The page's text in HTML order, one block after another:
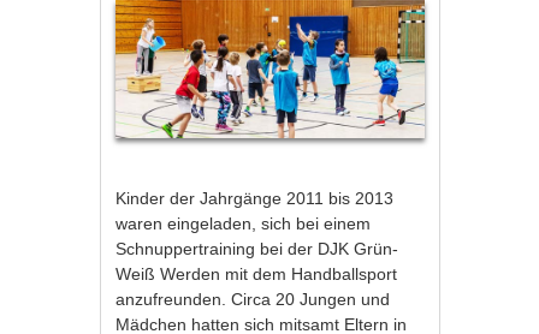
Kinder der Jahrgänge 2011 bis 2013
waren eingeladen, sich bei einem
Schnuppertraining bei der DJK Grün-
Weiß Werden mit dem Handballsport
anzufreunden. Circa 20 Jungen und
Mädchen hatten sich mitsamt Eltern in